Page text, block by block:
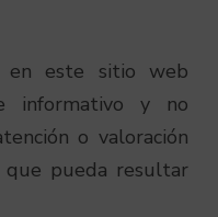
en este sitio web
informativo y no
o valoración
que pueda resultar